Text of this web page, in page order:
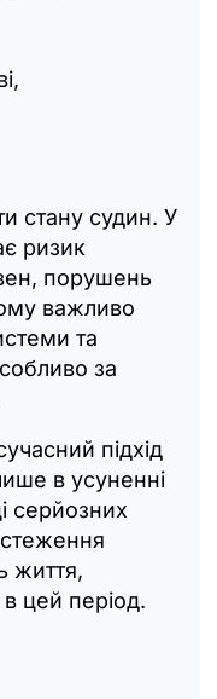
стану судин. У
ризик
порушень
важливо
та
за
підхід
в усуненні
серйозних
життя,
в цей період.